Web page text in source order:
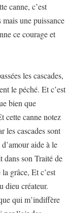
canne, c’est
mais une puissance
ce courage et
les cascades,
le péché. Et c’est
bien que
cette canne notez
les cascades sont
aide à le
dans son Traité de
grâce, Et c’est
dieu créateur.
qui m’indiffère